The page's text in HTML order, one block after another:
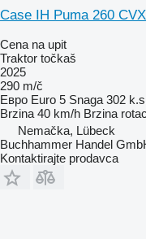
Case IH Puma 260
Cena na upit
Traktor točkaš
2025
290 m/č
Евро Euro 5 Snaga 302
Brzina 40 km/h Brzina
Nemačka, Lübeck
Buchhammer Handel
Kontaktirajte prodavca